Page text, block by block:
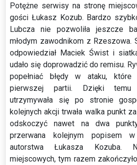
Potężne serwisy na stronę
gości Łukasz Kozub. Bardzo
Lubcza nie pozwoliła jeszcze
młodym zawodnikom z Rzeszowa.
odpowiedział Maciek Świst i
udało się doprowadzić do remisu.
popełniać błędy w ataku,
pierwszej partii. Dzięki temu
utrzymywała się po stronie
kolejnych akcji trwała walka punkt
odskoczyć nawet na dwa
przerwana kolejnym popisem
autorstwa Łukasza Kozuba.
miejscowych, tym razem